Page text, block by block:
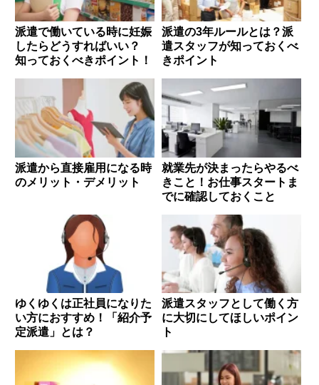
派遣で働いている時に妊娠
したらどうすればいい？
知っておくべきポイント！
派遣の3年ルールとは？派
遣スタッフが知っておくべ
きポイント
派遣から直接雇用になる時
のメリット・デメリット
就業先が決まったらやるべ
きこと！お仕事スタートま
でに確認しておくこと
ゆくゆくは正社員になりた
い方におすすめ！「紹介予
定派遣」とは？
派遣スタッフとして働く方
に大切にしてほしいポイン
ト